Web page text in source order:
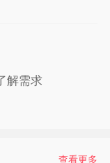
解需求
查看更多